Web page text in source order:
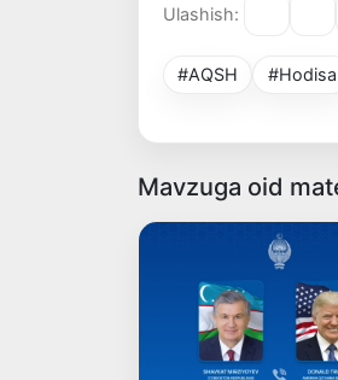
Ulashish:
#AQSH #Hodisa
Mavzuga oid